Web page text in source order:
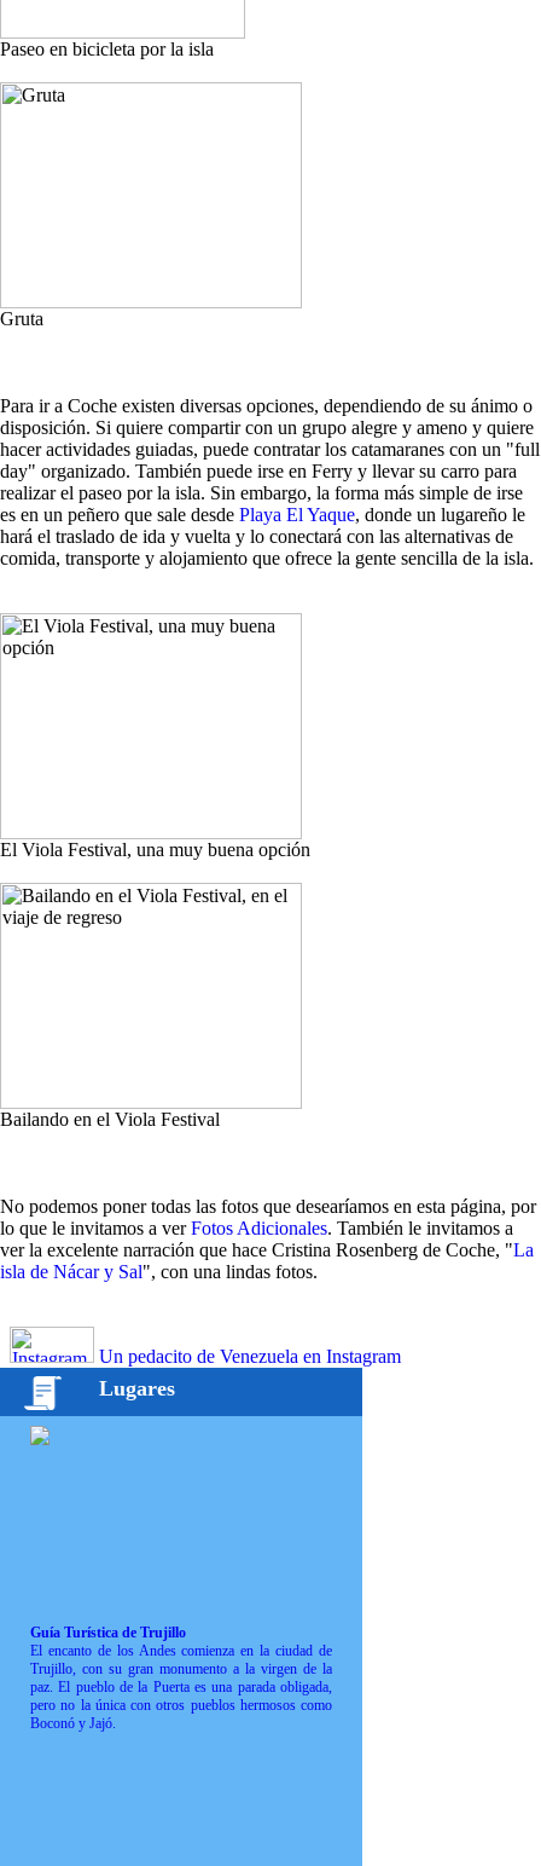
Paseo en bicicleta por la isla
Gruta
Para ir a Coche existen diversas opciones, dependiendo de su ánimo o
disposición. Si quiere compartir con un grupo alegre y ameno y quiere
hacer actividades guiadas, puede contratar los catamaranes con un "full
day" organizado. También puede irse en Ferry y llevar su carro para
realizar el paseo por la isla. Sin embargo, la forma más simple de irse
es en un peñero que sale desde Playa El Yaque, donde un lugareño le
hará el traslado de ida y vuelta y lo conectará con las alternativas de
comida, transporte y alojamiento que ofrece la gente sencilla de la isla.
El Viola Festival, una muy buena opción
Bailando en el Viola Festival
No podemos poner todas las fotos que desearíamos en esta página, por
lo que le invitamos a verFotos Adicionales. También le invitamos a
ver la excelente narración que hace Cristina Rosenberg de Coche, "La
isla de Nácar y Sal", con una lindas fotos.
Un pedacito de Venezuela en Instagram
Lugares
Guía Turística de Trujillo
El encanto de los Andes comienza en la ciudad de
Trujillo, con su gran monumento a la virgen de la
paz. El pueblo de la Puerta es una parada obligada,
pero no la única con otros pueblos hermosos como
Boconó y Jajó.